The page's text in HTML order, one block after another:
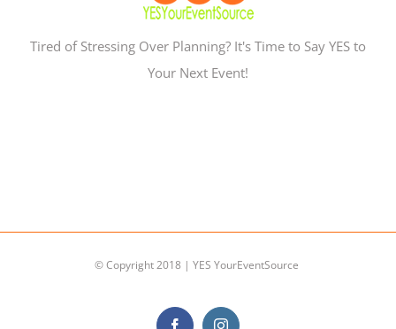
Tired of Stressing Over Planning? It's Time to Say YES to
Your Next Event!
© Copyright 2018 | YES YourEventSource
FacebookInstagram